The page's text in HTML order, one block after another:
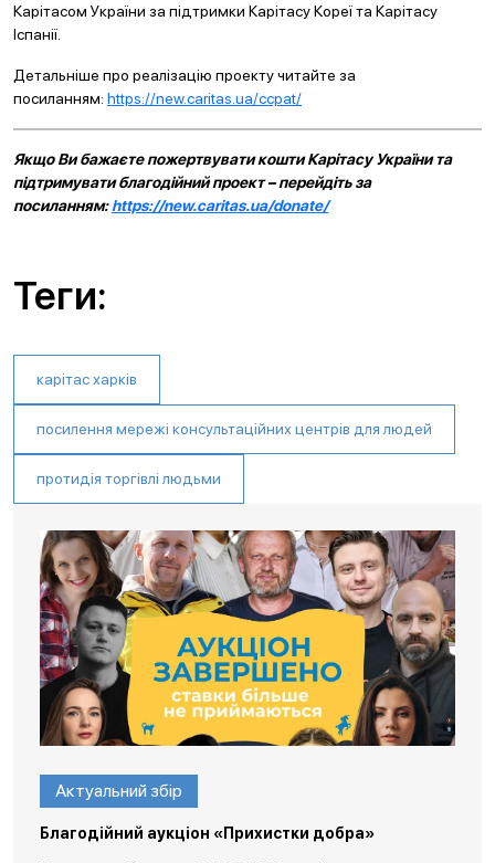
Карітасом України за підтримки Карітасу Кореї та Карітасу
Іспанії.
Детальніше про реалізацію проекту читайте за
посиланням: https://new.caritas.ua/ccpat/
Якщо Ви бажаєте пожертвувати кошти Карітасу України та
підтримувати благодійний проект – перейдіть за
посиланням:https://new.caritas.ua/donate/
Теги:
карітас харків
посилення мережі консультаційних центрів для людей
протидія торгівлі людьми
Актуальний збір
Благодійний аукціон «Прихистки добра»